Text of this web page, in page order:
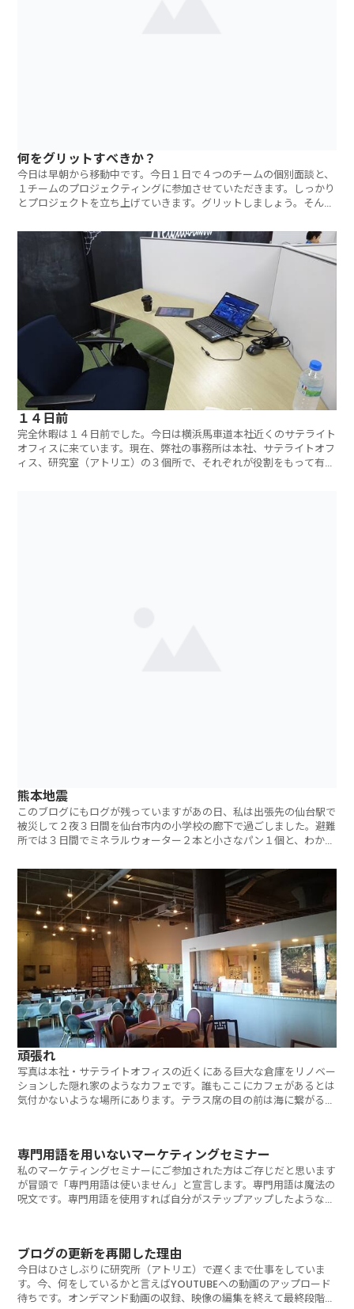
何をグリットすべきか？
今日は早朝から移動中です。今日１日で４つのチームの個別面談と、
１チームのプロジェクティングに参加させていただきます。しっかり
とプロジェクトを立ち上げていきます。グリットしましょう。そんな
１４日前
完全休暇は１４日前でした。今日は横浜馬車道本社近くのサテライト
オフィスに来ています。現在、弊社の事務所は本社、サテライトオフ
ィス、研究室（アトリエ）の３個所で、それぞれが役割をもって有効
熊本地震
このブログにもログが残っていますがあの日、私は出張先の仙台駅で
被災して２夜３日間を仙台市内の小学校の廊下で過ごしました。避難
所では３日間でミネラルウォーター２本と小さなパン１個と、わかめ
頑張れ
写真は本社・サテライトオフィスの近くにある巨大な倉庫をリノベー
ションした隠れ家のようなカフェです。誰もここにカフェがあるとは
気付かないような場所にあります。テラス席の目の前は海に繋がる運
専門用語を用いないマーケティングセミナー
私のマーケティングセミナーにご参加された方はご存じだと思います
が冒頭で「専門用語は使いません」と宣言します。専門用語は魔法の
呪文です。専門用語を使用すれば自分がステップアップしたような感
ブログの更新を再開した理由
今日はひさしぶりに研究所（アトリエ）で遅くまで仕事をしていま
す。今、何をしているかと言えばYOUTUBEへの動画のアップロード
待ちです。オンデマンド動画の収録、映像の編集を終えて最終段階で